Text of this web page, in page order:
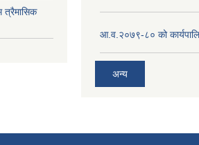
त्रैमासिक
आ.व.२०७९-८० को
अन्य